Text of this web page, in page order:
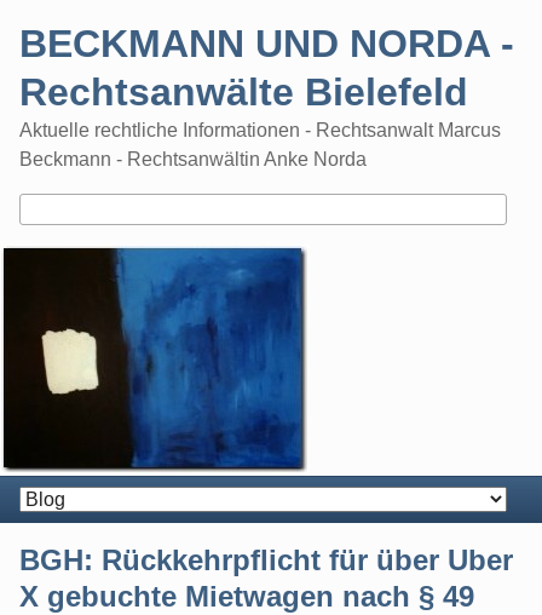
BECKMANN UND NORDA -
Rechtsanwälte Bielefeld
Aktuelle rechtliche Informationen - Rechtsanwalt Marcus
Beckmann - Rechtsanwältin Anke Norda
BGH: Rückkehrpflicht für über Uber
X gebuchte Mietwagen nach § 49